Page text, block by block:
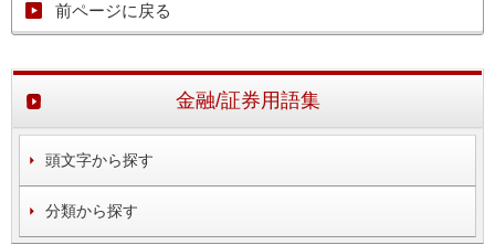
前ページに戻る
金融/証券用語集
頭文字から探す
分類から探す